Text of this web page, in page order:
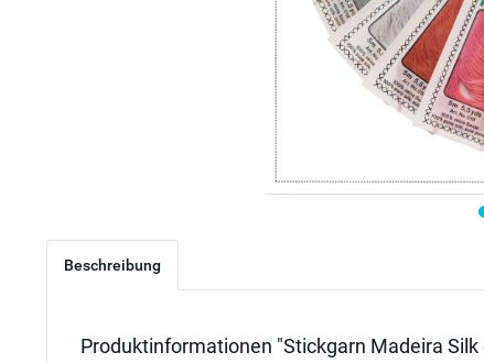
Beschreibung
Produktinformationen "Stickgarn Madeira